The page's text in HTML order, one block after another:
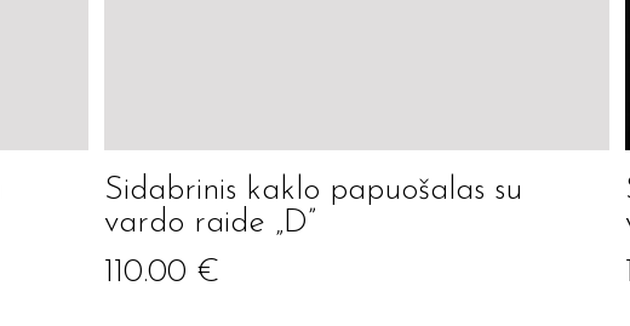
Sidabrinis kaklo papuošalas su
vardo raide „D”
110.00 €